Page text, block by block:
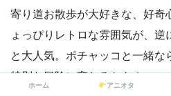
寄り道お散歩が大好きな、好奇
ょっぴりレトロな雰囲気が、逆
と大人気。ポチャッコと一緒
特別な冒険に変わるかも！
ホーム アニオタ